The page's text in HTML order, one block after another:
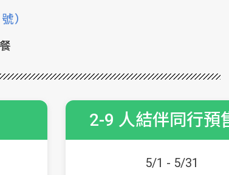
）
2-9 人結伴同行預
5/1 - 5/31